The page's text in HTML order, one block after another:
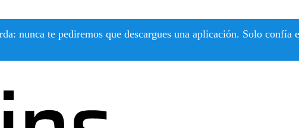
nunca te pediremos que descargues una aplicación. Solo